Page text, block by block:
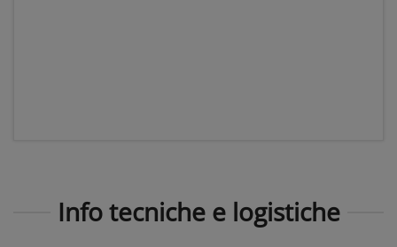
Info tecniche e logistiche